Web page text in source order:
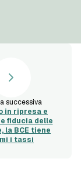
successiva
in ripresa e
fiducia delle
la BCE tiene
i tassi